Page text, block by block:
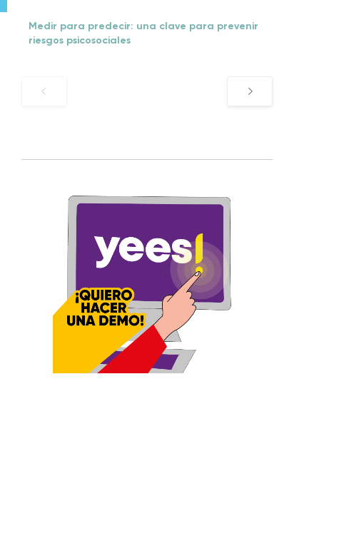
Medir para predecir: una clave para prevenir
riesgos psicosociales